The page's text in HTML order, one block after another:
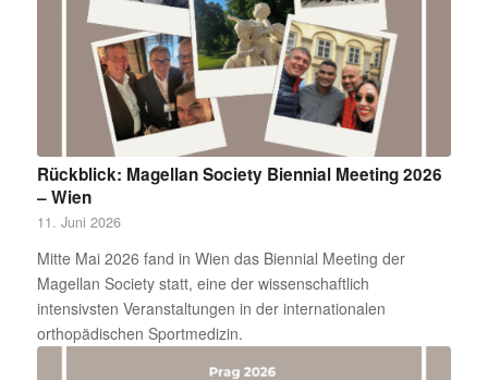
Rückblick: Magellan Society Biennial Meeting 2026
– Wien
11. Juni 2026
Mitte Mai 2026 fand in Wien das Biennial Meeting der
Magellan Society statt, eine der wissenschaftlich
intensivsten Veranstaltungen in der internationalen
orthopädischen Sportmedizin.